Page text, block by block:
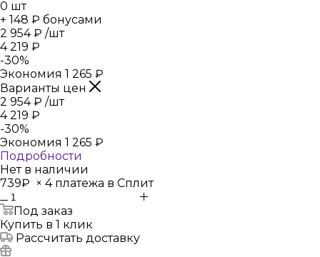
0 шт
+ 148 ₽ бонусами
2 954₽ /шт
4 219 ₽
-30%
Экономия 1 265 ₽
Варианты цен
2 954₽ /шт
4 219 ₽
-30%
Экономия 1 265 ₽
Подробности
Нет в наличии
739₽ × 4 платежа в Сплит
Под заказ
Купить в 1 клик
Рассчитать доставку